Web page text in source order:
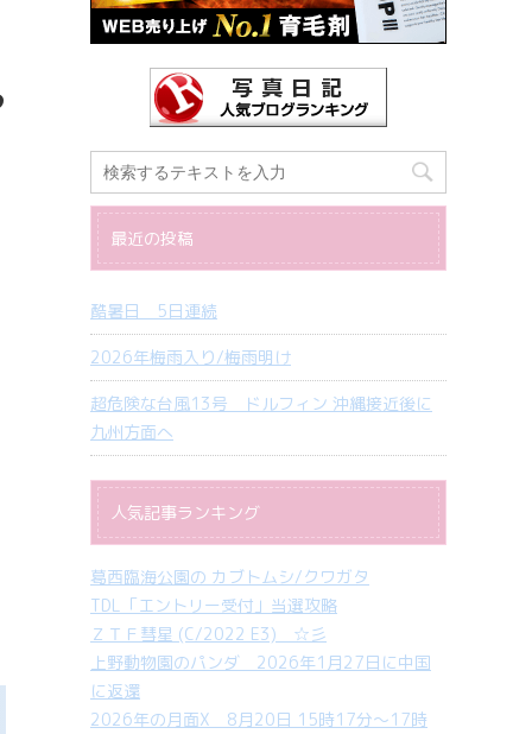
最近の投稿
酷暑日 5日連続
2026年梅雨入り/梅雨明け
超危険な台風13号 ドルフィン 沖縄接近後に
九州方面へ
人気記事ランキング
葛西臨海公園の カブトムシ/クワガタ
TDL「エントリー受付」当選攻略
ＺＴＦ彗星 (C/2022 E3) ☆彡
上野動物園のパンダ 2026年1月27日に中国
に返還
2026年の月面X 8月20日 15時17分～17時